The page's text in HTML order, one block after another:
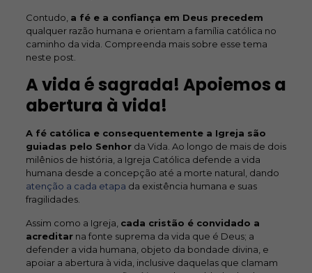
Contudo, a fé e a confiança em Deus precedem
qualquer razão humana e orientam a família católica no
caminho da vida. Compreenda mais sobre esse tema
neste post.
A vida é sagrada! Apoiemos a
abertura à vida!
A fé católica e consequentemente a Igreja são
guiadas pelo Senhorda Vida. Ao longo de mais de dois
milênios de história, a Igreja Católica defende a vida
humana desde a concepção até a morte natural, dando
atenção a cada etapa da existência humana e suas
fragilidades.
Assim como a Igreja, cada cristão é convidado a
acreditarna fonte suprema da vida que é Deus; a
defender a vida humana, objeto da bondade divina, e
apoiar a abertura à vida, inclusive daquelas que clamam